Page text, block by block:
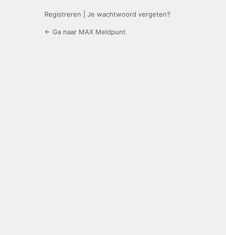
Registreren Je wachtwoord vergeten?
← Ga naar MAX Meldpunt